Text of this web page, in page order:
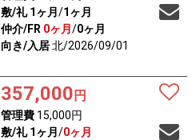
敷/礼 1ヶ月 /1ヶ月
仲介/FR 0ヶ月 /0ヶ月
向き/入居北/2026/09/01
357,000 円
管理費15,000円
敷/礼 1ヶ月 /0ヶ月